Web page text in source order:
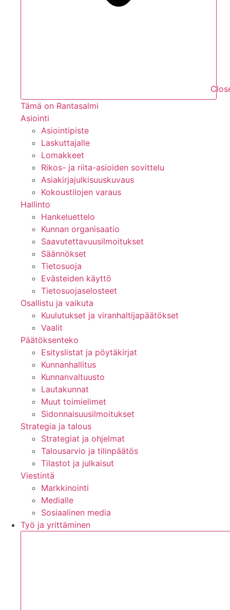
Tämä on Rantasalmi
Asiointi
Asiointipiste
Laskuttajalle
Lomakkeet
Rikos- ja riita-asioiden sovittelu
Asiakirjajulkisuuskuvaus
Kokoustilojen varaus
Hallinto
Hankeluettelo
Kunnan organisaatio
Saavutettavuusilmoitukset
Säännökset
Tietosuoja
Evästeiden käyttö
Tietosuojaselosteet
Osallistu ja vaikuta
Kuulutukset ja viranhaltijapäätökset
Vaalit
Päätöksenteko
Esityslistat ja pöytäkirjat
Kunnanhallitus
Kunnanvaltuusto
Lautakunnat
Muut toimielimet
Sidonnaisuusilmoitukset
Strategia ja talous
Strategiat ja ohjelmat
Talousarvio ja tilinpäätös
Tilastot ja julkaisut
Viestintä
Markkinointi
Medialle
Sosiaalinen media
Työ ja yrittäminen